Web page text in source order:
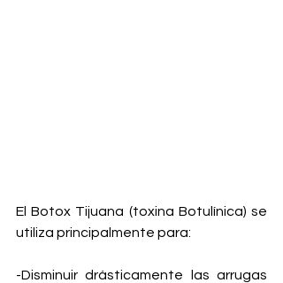
El Botox Tijuana (toxina Botulínica) se
utiliza principalmente para:
-Disminuir drásticamente las arrugas